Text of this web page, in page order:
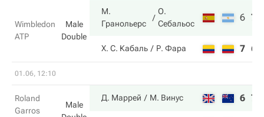
Wimbledon
ATP
Male
Double
М.
Гранольерс
О.
Себальос
6 7
Х. С. Кабаль Р. Фара 7 6
01.06, 12:10
Roland
Garros
Male
Д. Маррей М. Винус 6 7